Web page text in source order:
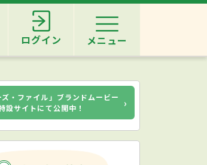
ログイン メニュー
ズ・ファイル」ブランドムービー
設サイトにて公開中！
›